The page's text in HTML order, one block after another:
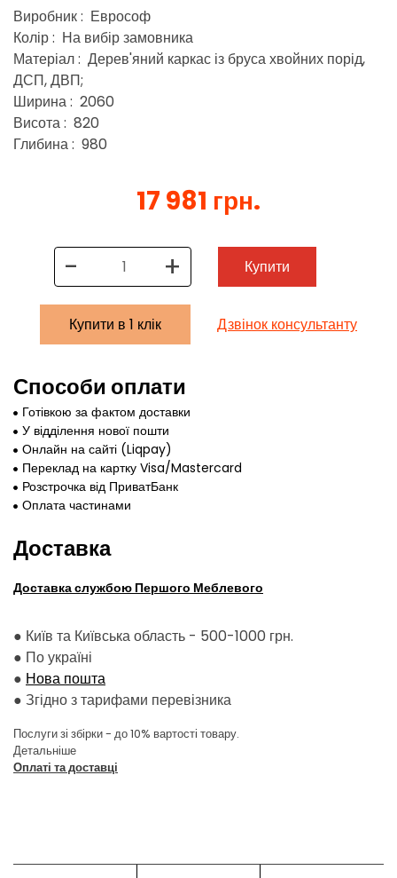
Виробник : Еврософ
Колір : На вибір замовника
Матеріал : Дерев'яний каркас із бруса хвойних порід,
ДСП, ДВП;
Ширина : 2060
Висота : 820
Глибина : 980
17 981 грн.
- + Купити
Купити в 1 клік Дзвінок консультанту
Способи оплати
Готівкою за фактом доставки
У відділення нової пошти
Онлайн на сайті (Liqpay)
Переклад на картку Visa/Mastercard
Розстрочка від ПриватБанк
Оплата частинами
Доставка
Доставка службою Першого Меблевого
● Київ та Київська область - 500-1000 грн.
● По україні
● Нова пошта
● Згідно з тарифами перевізника
Послуги зі збірки - до 10% вартості товару.
Детальніше
Оплаті та доставці